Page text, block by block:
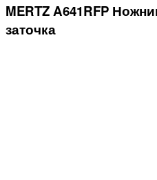
MERTZ A641RFP
заточка